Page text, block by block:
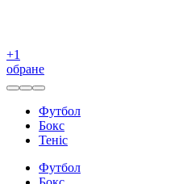
+1
обране
Футбол
Бокс
Теніс
Футбол